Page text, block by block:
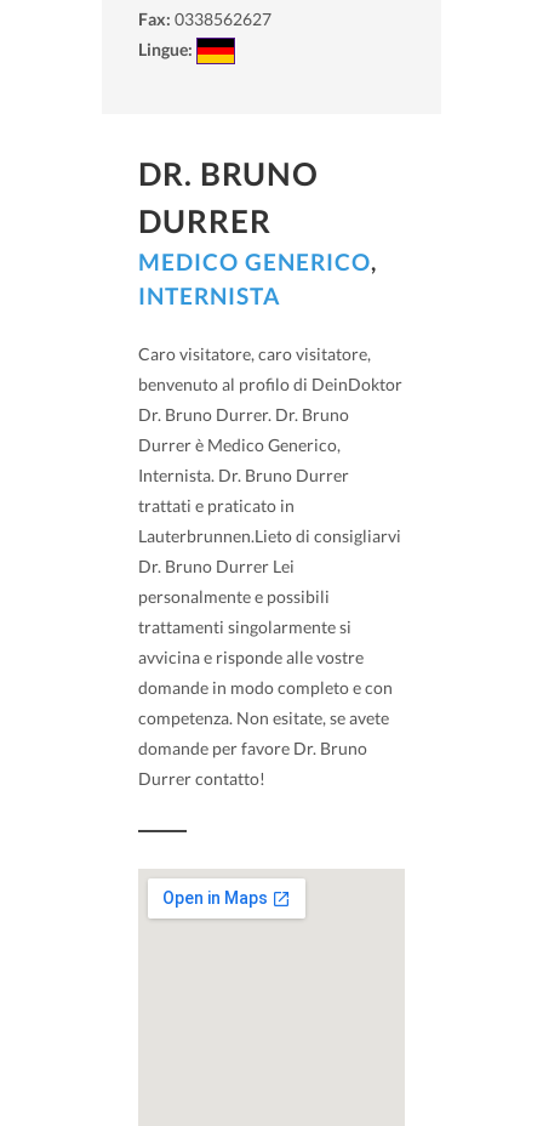
Fax: 0338562627
Lingue:
DR. BRUNO
DURRER
MEDICO GENERICO,
INTERNISTA
Caro visitatore, caro visitatore,
benvenuto al profilo di DeinDoktor
Dr. Bruno Durrer. Dr. Bruno
Durrer è Medico Generico,
Internista. Dr. Bruno Durrer
trattati e praticato in
Lauterbrunnen.Lieto di consigliarvi
Dr. Bruno Durrer Lei
personalmente e possibili
trattamenti singolarmente si
avvicina e risponde alle vostre
domande in modo completo e con
competenza. Non esitate, se avete
domande per favore Dr. Bruno
Durrer contatto!